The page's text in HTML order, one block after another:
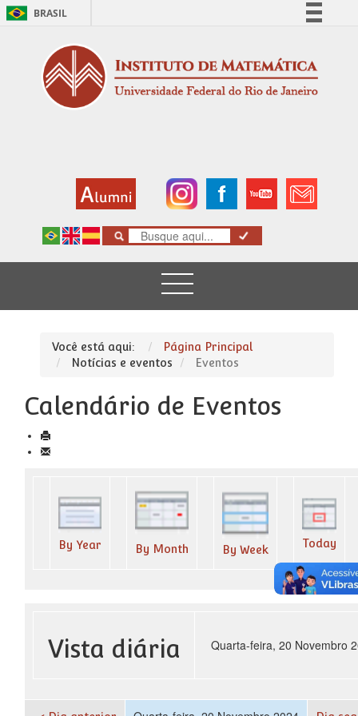
BRASIL
Comunica BR
Participe
Você está aqui:
Página Principal
Notícias e eventos
Eventos
Calendário de Eventos
By Year By Month By Week
Today
Vista diária Quarta-feira, 20 Novembro